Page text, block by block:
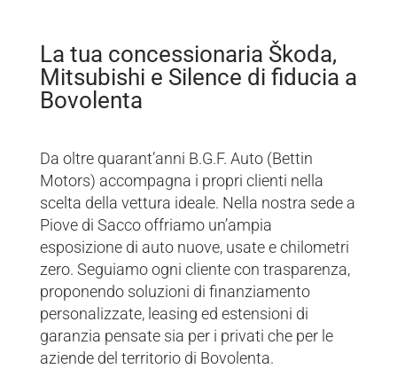
La tua concessionaria Škoda,
Mitsubishi e Silence di fiducia a
Bovolenta
Da oltre quarant’anni B.G.F. Auto (Bettin
Motors) accompagna i propri clienti nella
scelta della vettura ideale. Nella nostra sede a
Piove di Sacco offriamo un’ampia
esposizione di auto nuove, usate e chilometri
zero. Seguiamo ogni cliente con trasparenza,
proponendo soluzioni di finanziamento
personalizzate, leasing ed estensioni di
garanzia pensate sia per i privati che per le
aziende del territorio di Bovolenta.